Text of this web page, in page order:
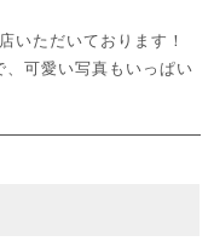
いただいております！
、可愛い写真もいっぱい